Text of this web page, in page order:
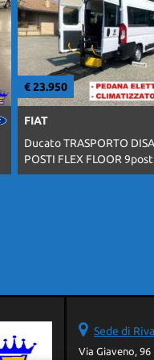
€ 23.950
FIAT
Ducato TRASPORTO
POSTI FLEX FLOOR
Sede di
Via Giaveno, 96